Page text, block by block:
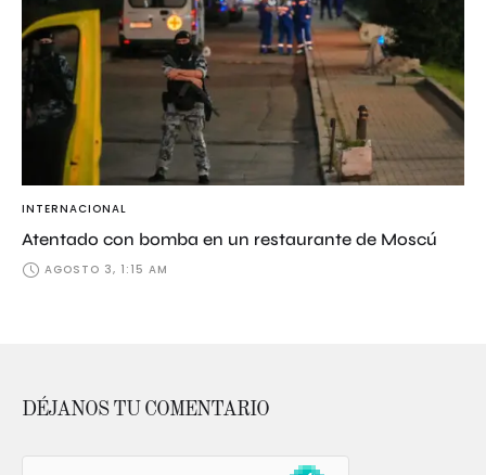
INTERNACIONAL
Atentado con bomba en un restaurante de Moscú
AGOSTO 3, 1:15 AM
DÉJANOS TU COMENTARIO